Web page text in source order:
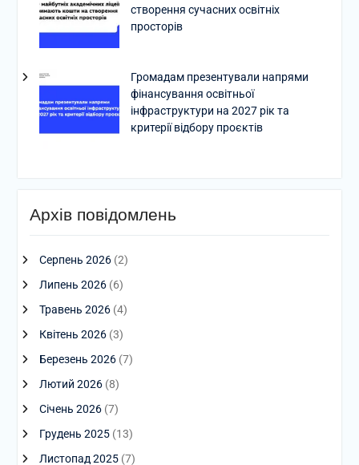
створення сучасних освітніх
просторів
Громадам презентували напрями
фінансування освітньої
інфраструктури на 2027 рік та
критерії відбору проєктів
Архів повідомлень
Серпень 2026(2)
Липень 2026(6)
Травень 2026(4)
Квітень 2026(3)
Березень 2026(7)
Лютий 2026(8)
Січень 2026(7)
Грудень 2025(13)
Листопад 2025(7)